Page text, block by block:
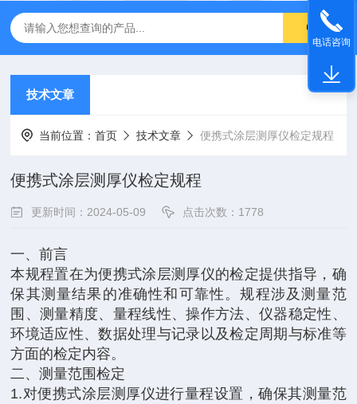
技术文章
当前位置：首页 技术文章 便携式涂层测厚仪检定规程
便携式涂层测厚仪检定规程
更新时间：2024-05-09 点击次数：1778
一、前言
本规程置在为便携式涂层测厚仪的检定提供指导，确
保其测量结果的准确性和可靠性。规程涉及测量范
围、测量精度、量程线性、操作方法、仪器稳定性、
环境适应性、数据处理与记录以及检定周期与标准等
方面的检定内容。
二、测量范围检定
1.对便携式涂层测厚仪进行量程设置，确保其测量范
电话咨询